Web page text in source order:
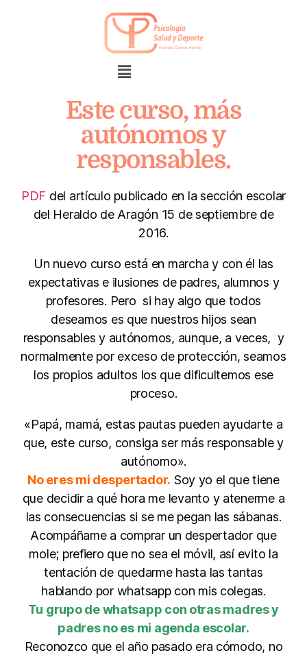
Este curso, más
autónomos y
responsables.
PDF del artículo publicado en la sección escolar
del Heraldo de Aragón 15 de septiembre de
2016.
Un nuevo curso está en marcha y con él las
expectativas e ilusiones de padres, alumnos y
profesores. Pero si hay algo que todos
deseamos es que nuestros hijos sean
responsables y autónomos, aunque, a veces, y
normalmente por exceso de protección, seamos
los propios adultos los que dificultemos ese
proceso.
«Papá, mamá, estas pautas pueden ayudarte a
que, este curso, consiga ser más responsable y
autónomo».
No eres mi despertador. Soy yo el que tiene
que decidir a qué hora me levanto y atenerme a
las consecuencias si se me pegan las sábanas.
Acompáñame a comprar un despertador que
mole; prefiero que no sea el móvil, así evito la
tentación de quedarme hasta las tantas
hablando por whatsapp con mis colegas.
Tu grupo de whatsapp con otras madres y
padres no es mi agenda escolar.
Reconozco que el año pasado era cómodo, no